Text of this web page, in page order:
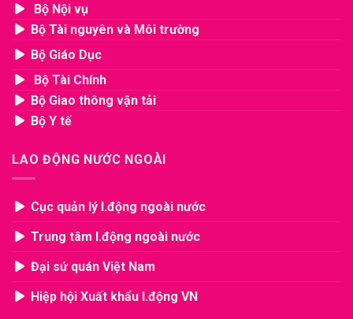
Bộ Nội vụ
Bộ Tài nguyên và Môi trường
Bộ Giáo Dục
Bộ Tài Chính
Bộ Giao thông vận tải
Bộ Y tế
LAO ĐỘNG NƯỚC NGOÀI
Cục quản lý l.động ngoài nước
Trung tâm l.động ngoài nước
Đại sứ quán Việt Nam
Hiệp hội Xuất khẩu l.động VN